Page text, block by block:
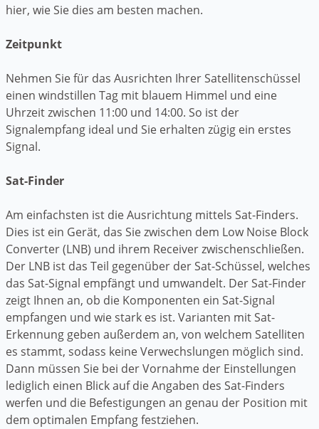
hier, wie Sie dies am besten machen.
Zeitpunkt
Nehmen Sie für das Ausrichten Ihrer Satellitenschüssel
einen windstillen Tag mit blauem Himmel und eine
Uhrzeit zwischen 11:00 und 14:00. So ist der
Signalempfang ideal und Sie erhalten zügig ein erstes
Signal.
Sat-Finder
Am einfachsten ist die Ausrichtung mittels Sat-Finders.
Dies ist ein Gerät, das Sie zwischen dem Low Noise Block
Converter (LNB) und ihrem Receiver zwischenschließen.
Der LNB ist das Teil gegenüber der Sat-Schüssel, welches
das Sat-Signal empfängt und umwandelt. Der Sat-Finder
zeigt Ihnen an, ob die Komponenten ein Sat-Signal
empfangen und wie stark es ist. Varianten mit Sat-
Erkennung geben außerdem an, von welchem Satelliten
es stammt, sodass keine Verwechslungen möglich sind.
Dann müssen Sie bei der Vornahme der Einstellungen
lediglich einen Blick auf die Angaben des Sat-Finders
werfen und die Befestigungen an genau der Position mit
dem optimalen Empfang festziehen.